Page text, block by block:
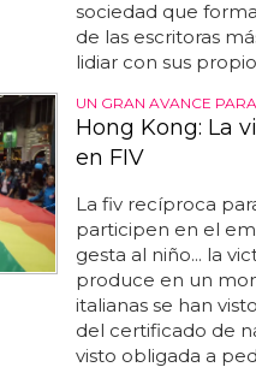
sociedad que
de las escritoras
lidiar con sus
UN GRAN AVANCE
Hong Kong: La
en FIV
La fiv recíproca
participen en el
gesta al niño... la
produce en un
italianas se han
del certificado de
visto obligada a